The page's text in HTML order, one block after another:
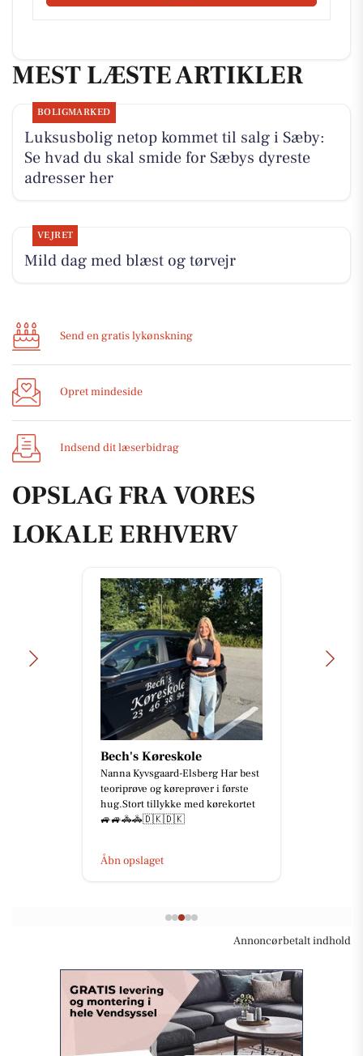
MEST LÆSTE ARTIKLER
BOLIGMARKED
Luksusbolig netop kommet til salg i Sæby:
Se hvad du skal smide for Sæbys dyreste
adresser her
VEJRET
Mild dag med blæst og tørvejr
Send en gratis lykønskning
Opret mindeside
Indsend dit læserbidrag
OPSLAG FRA VORES
LOKALE ERHVERV
Mæglerhuset Sæby
CHARMERENDE SOMMERHUS
MED UDSIGT OVER KATTEGAT 🌞
📍 Nordre Strandvej 1, 9300 Sæby
Glæd dig til et indflytningsklart
Åbn opslaget
Annoncørbetalt indhold